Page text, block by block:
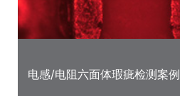
电感/电阻六面体瑕疵检测案例